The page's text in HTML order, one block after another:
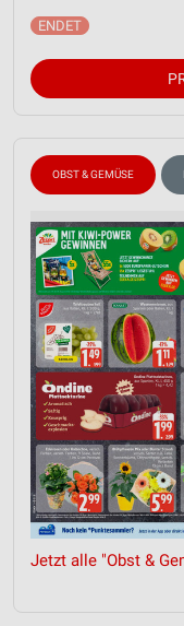
OBST & GEMÜSE
Jetzt alle "Obst &